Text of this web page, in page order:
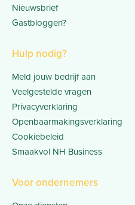
Nieuwsbrief
Gastbloggen?
Hulp nodig?
Meld jouw bedrijf aan
Veelgestelde vragen
Privacyverklaring
Openbaarmakingsverklaring
Cookiebeleid
Smaakvol NH Business
Voor ondernemers